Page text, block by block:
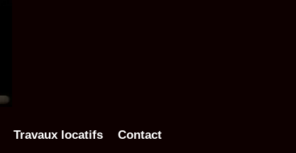
Travaux locatifs Contact